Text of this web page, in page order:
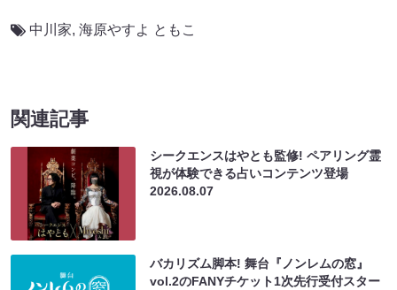
中川家, 海原やすよ ともこ
関連記事
シークエンスはやとも監修! ペアリング霊
視が体験できる占いコンテンツ登場
2026.08.07
バカリズム脚本! 舞台『ノンレムの窓』
vol.2のFANYチケット1次先行受付スター